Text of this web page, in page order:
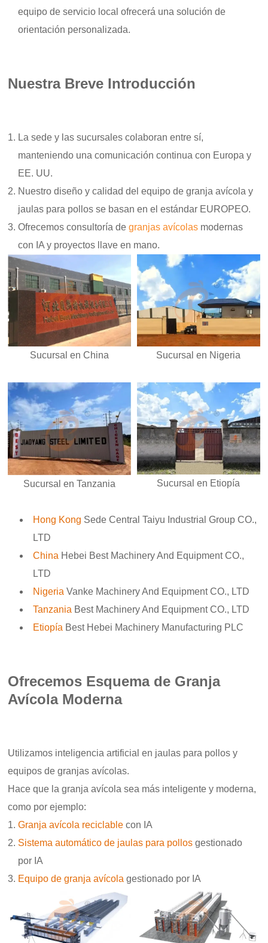
equipo de servicio local ofrecerá una solución de
orientación personalizada.
Nuestra Breve Introducción
La sede y las sucursales colaboran entre sí,
manteniendo una comunicación continua con Europa y
EE. UU.
Nuestro diseño y calidad del equipo de granja avícola y
jaulas para pollos se basan en el estándar EUROPEO.
Ofrecemos consultoría degranjas avícolas modernas
con IA y proyectos llave en mano.
Sucursal en China Sucursal en Nigeria
Sucursal en Tanzania Sucursal en Etiopía
Hong Kong Sede Central Taiyu Industrial Group CO.,
LTD
China Hebei Best Machinery And Equipment CO.,
LTD
Nigeria Vanke Machinery And Equipment CO., LTD
Tanzania Best Machinery And Equipment CO., LTD
Etiopía Best Hebei Machinery Manufacturing PLC
Ofrecemos Esquema de Granja
Avícola Moderna
Utilizamos inteligencia artificial en jaulas para pollos y
equipos de granjas avícolas.
Hace que la granja avícola sea más inteligente y moderna,
como por ejemplo:
Granja avícola reciclable con IA
Sistema automático de jaulas para pollos gestionado
por IA
Equipo de granja avícola gestionado por IA